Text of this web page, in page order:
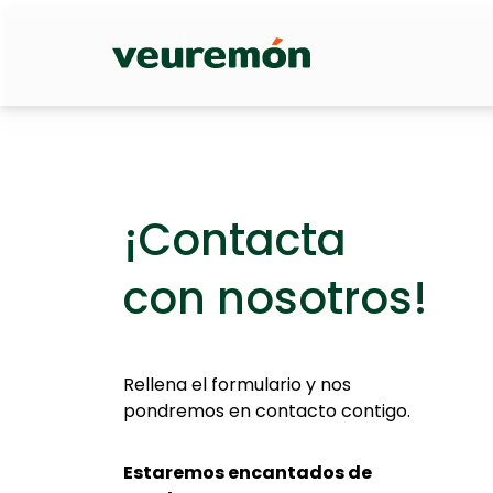
Your Company
¡Contacta
con nosotros!
Rellena el formulario y nos
pondremos en contacto contigo.
Estaremos encantados de